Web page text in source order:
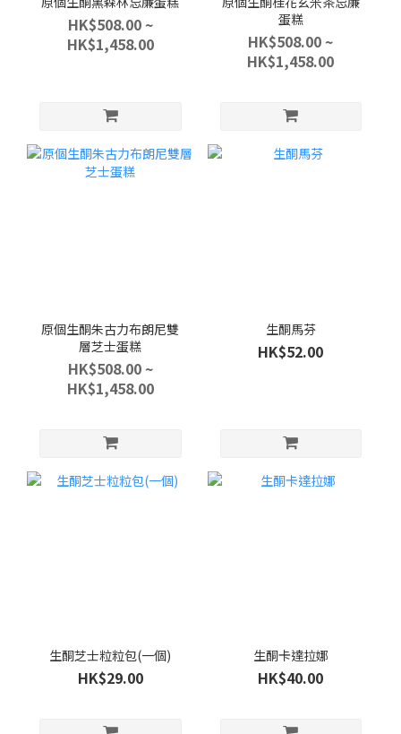
HK$508.00 ~
HK$1,458.00
蛋糕
HK$508.00 ~
HK$1,458.00
原個生酮朱古力布朗尼雙
層芝士蛋糕
HK$508.00 ~
HK$1,458.00
生酮馬芬
HK$52.00
生酮芝士粒粒包(一個)
HK$29.00
生酮卡達拉娜
HK$40.00